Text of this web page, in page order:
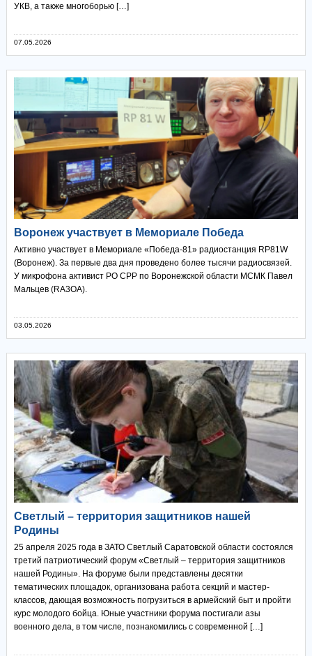
УКВ, а также многоборью […]
07.05.2026
Воронеж участвует в Мемориале Победа
Активно участвует в Мемориале «Победа-81» радиостанция RP81W
(Воронеж). За первые два дня проведено более тысячи радиосвязей.
У микрофона активист РО СРР по Воронежской области МСМК Павел
Мальцев (RA3OA).
03.05.2026
Светлый – территория защитников нашей
Родины
25 апреля 2025 года в ЗАТО Светлый Саратовской области состоялся
третий патриотический форум «Светлый – территория защитников
нашей Родины». На форуме были представлены десятки
тематических площадок, организована работа секций и мастер-
классов, дающая возможность погрузиться в армейский быт и пройти
курс молодого бойца. Юные участники форума постигали азы
военного дела, в том числе, познакомились с современной […]